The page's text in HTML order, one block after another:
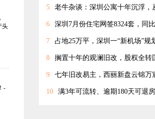
期开发
5 老牛杂谈：深圳公寓十年沉浮，
情
6 深圳7月份住宅网签8324套，同
7 占地25万平，深圳一“新机场”规
工合同落定
8 搁置十年的观澜旧改，股权全转
业身影
9 七年旧改易主，西丽新盘云锦万
型曝光!
10 满3年可流转、逾期180天可退